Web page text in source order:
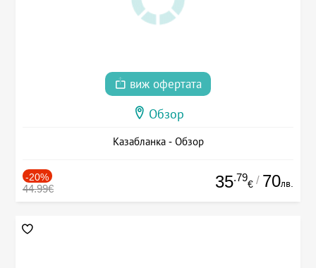
виж офертата
Обзор
Казабланка - Обзор
-20%
44.99€ 35.79
€ / 70лв.